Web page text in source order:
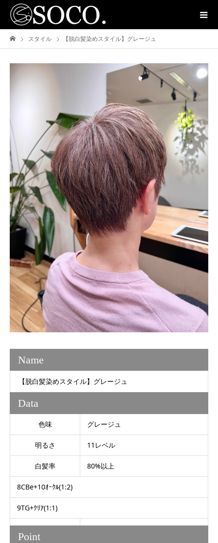
スタイル 【脱白髪染めスタイル】グレージュ
Name
【脱白髪染めスタイル】グレージュ
Data
色味 グレージュ
明るさ 11レベル
白髪率 80%以上
8CBe+10ｵｰｸﾙ(1:2)
9TG+ｸﾘｱ(1:1)
Point